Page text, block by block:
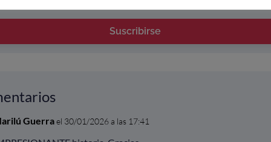
Suscribirse
Guerrael 30/01/2026 a las 17:41